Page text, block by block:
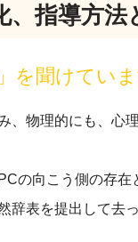
スチャーに特化
UMU AI Tools
た、100以上のAI
指導方法
を聞けてい
、物理的にも、心
の向こう側の存在
辞表を提出して去っ